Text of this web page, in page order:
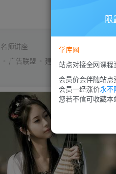
名师讲座
广告联盟 建站教程 微信营销
限
学库网
站点对接全网课
会员价会伴随站
会员一经涨价永不
您若不信可收藏本